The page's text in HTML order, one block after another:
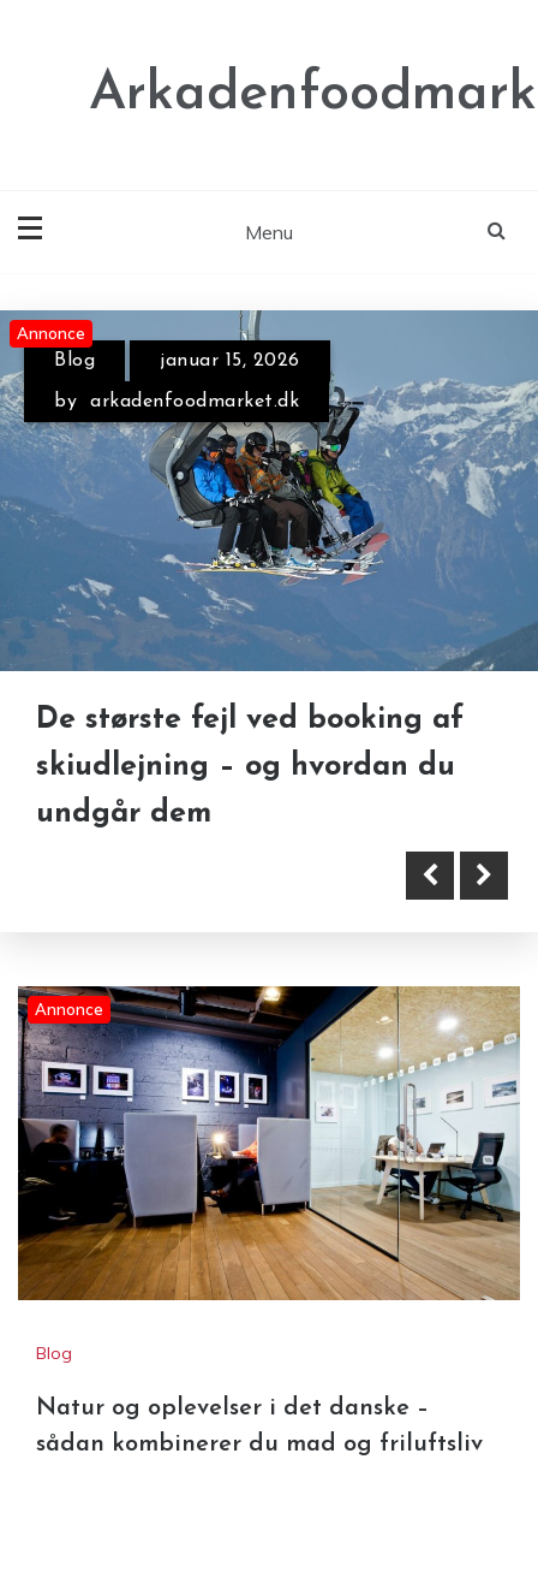
Menu
Blog april 28, 2026
by arkadenfoodmarket.dk
Annonce
Natur og oplevelser i det
danske – sådan kombinerer du
Annonce
Halkidiki og Thassos: Luksus på
Blog januar 15, 2026
by arkadenfoodmarket.dk
Annonce
De største fejl ved booking af
skiudlejning – og hvordan du
undgår dem
Annonce
Blog
Natur og oplevelser i det danske –
sådan kombinerer du mad og friluftsliv